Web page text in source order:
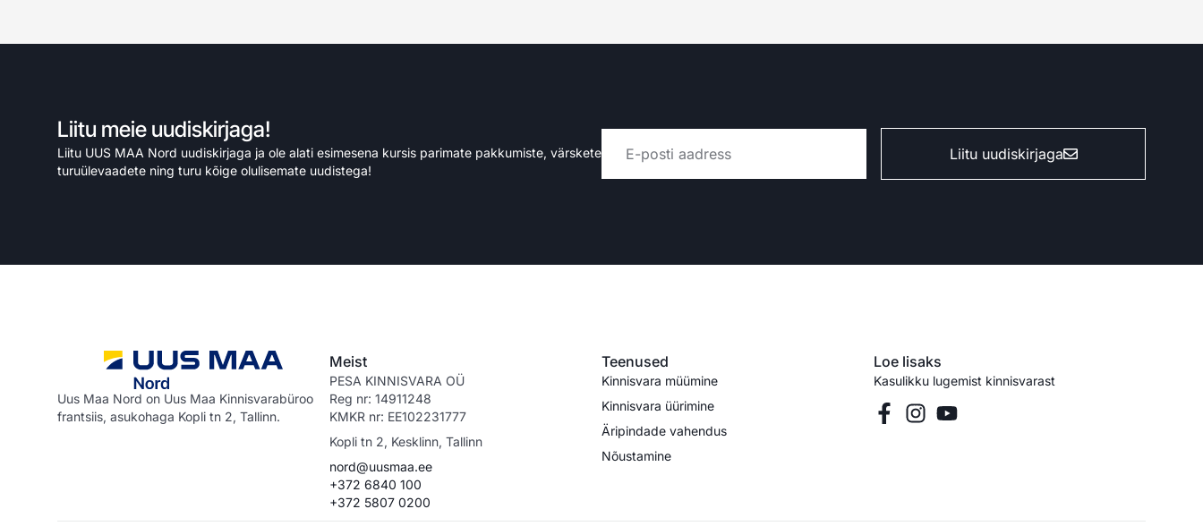
Liitu meie uudiskirjaga!
Liitu UUS MAA Nord uudiskirjaga ja ole alati esimesena kursis parimate pakkumiste, värskete
turuülevaadete ning turu kõige olulisemate uudistega!
Liitu uudiskirjaga
Uus Maa Nord on Uus Maa Kinnisvarabüroo
frantsiis, asukohaga Kopli tn 2, Tallinn.
Meist
PESA KINNISVARA OÜ
Reg nr: 14911248
KMKR nr: EE102231777
Kopli tn 2, Kesklinn, Tallinn
nord@uusmaa.ee
+372 6840 100
+372 5807 0200
Teenused
Kinnisvara müümine
Kinnisvara üürimine
Äripindade vahendus
Nõustamine
Loe lisaks
Kasulikku lugemist kinnisvarast